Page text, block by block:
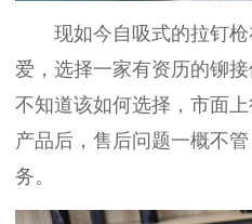
现如今自吸式的拉钉
爱，选择一家有资历的铆
不知道该如何选择，市面
产品后，售后问题一概不
务。